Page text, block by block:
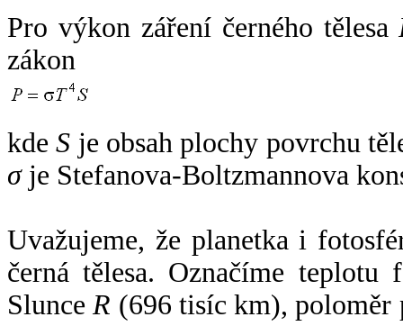
Pro výkon záření černého tělesa
zákon
kdeS je obsah plochy povrchu
σje Stefanova-Boltzmannova
Uvažujeme, že planetka i
černá tělesa. Označíme
SlunceR (696 tisíc km),